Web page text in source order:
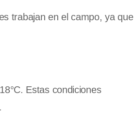
trabajan en el campo, ya que
Estas condiciones